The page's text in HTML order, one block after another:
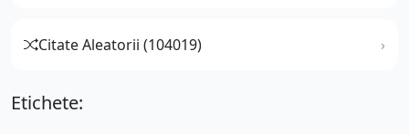
Citate Aleatorii (104019)
Etichete: